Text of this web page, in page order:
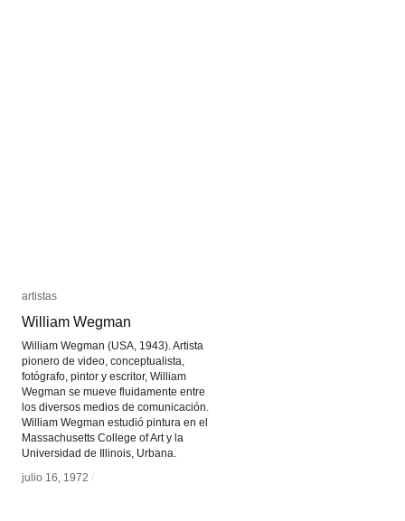
artistas
William Wegman
William Wegman (USA, 1943). Artista
pionero de video, conceptualista,
fotógrafo, pintor y escritor, William
Wegman se mueve fluidamente entre
los diversos medios de comunicación.
William Wegman estudió pintura en el
Massachusetts College of Art y la
Universidad de Illinois, Urbana.
julio 16, 1972 /
artistas
William Wegman
julio 16, 1972 /